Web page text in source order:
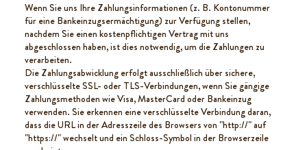
Wenn Sie uns Ihre Zahlungsinformationen (z. B. Kontonummer
für eine Bankeinzugsermächtigung) zur Verfügung stellen,
nachdem Sie einen kostenpflichtigen Vertrag mit uns
abgeschlossen haben, ist dies notwendig, um die Zahlungen zu
verarbeiten.
Die Zahlungsabwicklung erfolgt ausschließlich über sichere,
verschlüsselte SSL- oder TLS-Verbindungen, wenn Sie gängige
Zahlungsmethoden wie Visa, MasterCard oder Bankeinzug
verwenden. Sie erkennen eine verschlüsselte Verbindung daran,
dass die URL in der Adresszeile des Browsers von "http://" auf
"https://" wechselt und ein Schloss-Symbol in der Browserzeile